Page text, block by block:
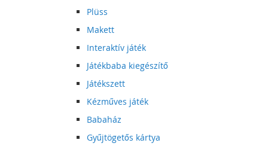
Plüss
Makett
Interaktív játék
Játékbaba kiegészítő
Játékszett
Kézműves játék
Babaház
Gyűjtögetős kártya